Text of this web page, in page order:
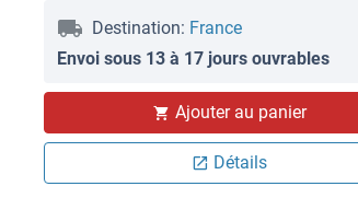
Destination: France
Envoi sous 13 à 17 jours ouvrables
Ajouter au panier
Détails